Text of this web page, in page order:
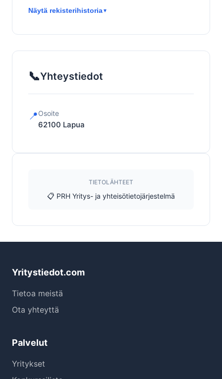
Näytä rekisterihistoria▼
📞Yhteystiedot
📍Osoite
62100 Lapua
TIETOLÄHTEET
📋 PRH Yritys- ja yhteisötietojärjestelmä
Yritystiedot.com
Tietoa meistä
Ota yhteyttä
Palvelut
Yritykset